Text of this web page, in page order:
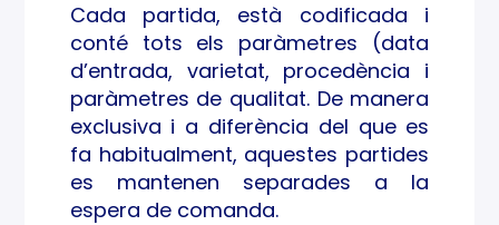
Cada partida, està codificada i
conté tots els paràmetres (data
d’entrada, varietat, procedència i
paràmetres de qualitat. De manera
exclusiva i a diferència del que es
fa habitualment, aquestes partides
es mantenen separades a la
espera de comanda.